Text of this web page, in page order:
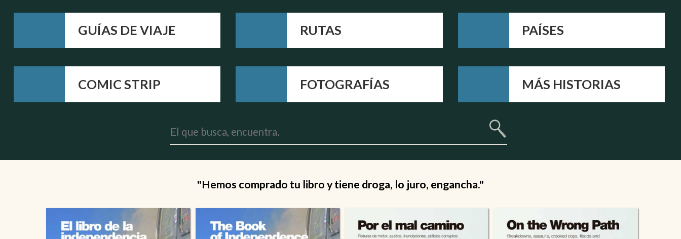
GUÍAS DE VIAJE RUTAS PAÍSES
COMIC STRIP FOTOGRAFÍAS MÁS HISTORIAS
"Hemos comprado tu libro y tiene droga, lo juro, engancha."